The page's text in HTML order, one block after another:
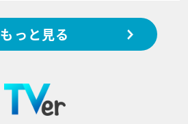
もっと見る